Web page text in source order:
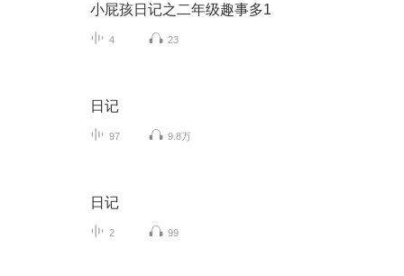
小屁孩日记之二年级趣事多1
4 23
日记
97 9.8万
日记
2 99